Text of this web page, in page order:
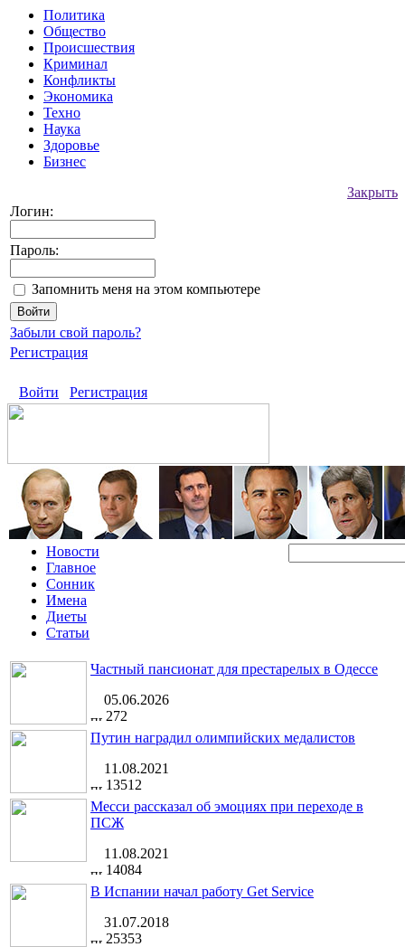
Политика
Общество
Происшествия
Криминал
Конфликты
Экономика
Техно
Наука
Здоровье
Бизнес
Закрыть
Логин:
Пароль:
Запомнить меня на этом компьютере
Забыли свой пароль?
Регистрация
Войти Регистрация
Новости
Главное
Сонник
Имена
Диеты
Статьи
Частный пансионат для престарелых в Одессе
05.06.2026
272
Путин наградил олимпийских медалистов
11.08.2021
13512
Месси рассказал об эмоциях при переходе в
ПСЖ
11.08.2021
14084
В Испании начал работу Get Service
31.07.2018
25353